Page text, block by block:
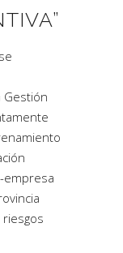
Gestión
-empresa